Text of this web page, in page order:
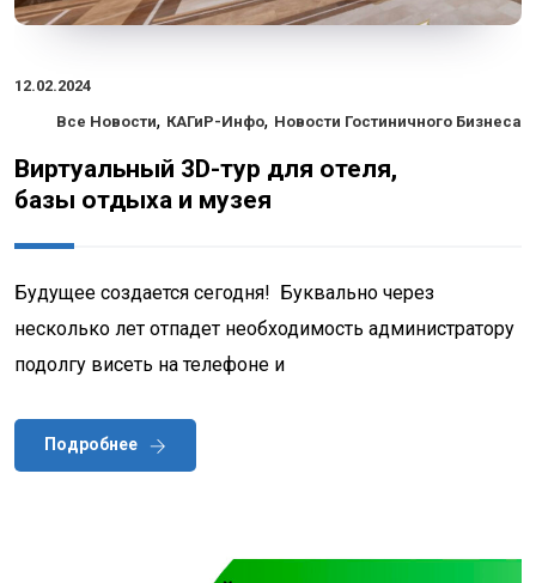
12.02.2024
Все Новости, КАГиР-Инфо, Новости Гостиничного Бизнеса
Виртуальный 3D-тур для отеля,
базы отдыха и музея
Будущее создается сегодня! Буквально через
несколько лет отпадет необходимость администратору
подолгу висеть на телефоне и
Подробнее